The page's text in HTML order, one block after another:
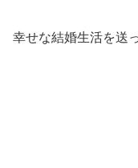
幸せな結婚生活を送